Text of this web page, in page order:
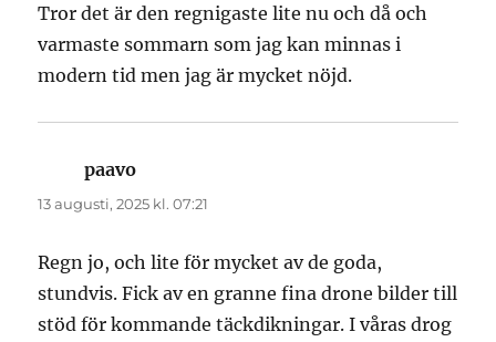
Tror det är den regnigaste lite nu och då och
varmaste sommarn som jag kan minnas i
modern tid men jag är mycket nöjd.
paavo
13 augusti, 2025 kl. 07:21
Regn jo, och lite för mycket av de goda,
stundvis. Fick av en granne fina drone bilder till
stöd för kommande täckdikningar. I våras drog